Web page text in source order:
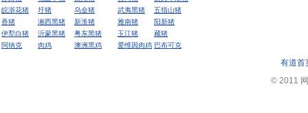
皖浙花猪
圩猪 乌金猪 武夷黑猪
五指山猪
香猪
湘西黑猪 新淮猪 雅南猪
阳新猪
伊犁白猪
沂蒙黑猪 粤东黑猪 玉江猪
藏猪
阿纳克
肉鸡 澳洲黑鸡 爱维因肉鸡 巴布可克
有道首
© 2011